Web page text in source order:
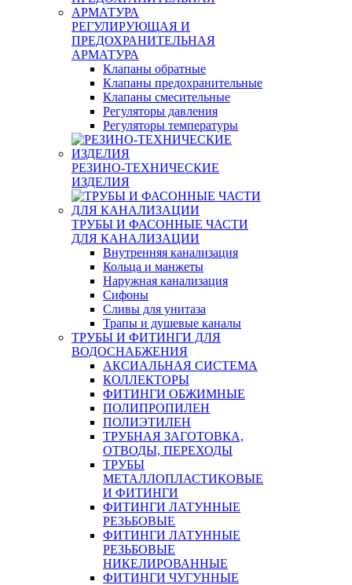
РЕГУЛИРУЮЩАЯ И
ПРЕДОХРАНИТЕЛЬНАЯ
АРМАТУРА
Клапаны обратные
Клапаны предохранительные
Клапаны смесительные
Регуляторы давления
Регуляторы температуры
РЕЗИНО-ТЕХНИЧЕСКИЕ
ИЗДЕЛИЯ
ТРУБЫ И ФАСОННЫЕ ЧАСТИ
ДЛЯ КАНАЛИЗАЦИИ
Внутренняя канализация
Кольца и манжеты
Наружная канализация
Сифоны
Сливы для унитаза
Трапы и душевые каналы
ТРУБЫ И ФИТИНГИ ДЛЯ
ВОДОСНАБЖЕНИЯ
АКСИАЛЬНАЯ СИСТЕМА
КОЛЛЕКТОРЫ
ФИТИНГИ ОБЖИМНЫЕ
ПОЛИПРОПИЛЕН
ПОЛИЭТИЛЕН
ТРУБНАЯ ЗАГОТОВКА,
ОТВОДЫ, ПЕРЕХОДЫ
ТРУБЫ
МЕТАЛЛОПЛАСТИКОВЫЕ
И ФИТИНГИ
ФИТИНГИ ЛАТУННЫЕ
РЕЗЬБОВЫЕ
ФИТИНГИ ЛАТУННЫЕ
РЕЗЬБОВЫЕ
НИКЕЛИРОВАННЫЕ
ФИТИНГИ ЧУГУННЫЕ